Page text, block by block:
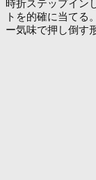
時折ステップイン
トを的確に当てる
ー気味で押し倒す